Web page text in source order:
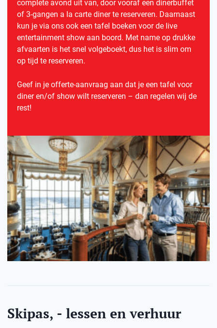
complete avond uit van, door vooraf een dinerbuffet
of 3-gangen a la carte diner te reserveren. Daarnaast
kun je via ons ook een tafel boeken voor de live
entertainment show aan boord. Met name op drukke
afvaarten is het snel volgeboekt, dus het is slim om
op tijd te reserveren.
Geef in je offerte-aanvraag aan dat je een tafel voor
diner en/of show wilt reserveren – dan regelen wij de
rest!
Skipas, - lessen en verhuur